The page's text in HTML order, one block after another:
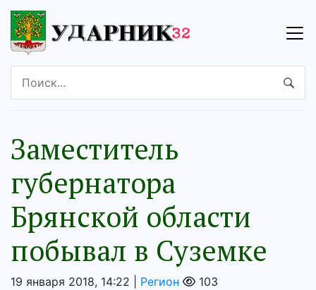
Заместитель
губернатора
Брянской области
побывал в Суземке
19 января 2018, 14:22 | Регион 103